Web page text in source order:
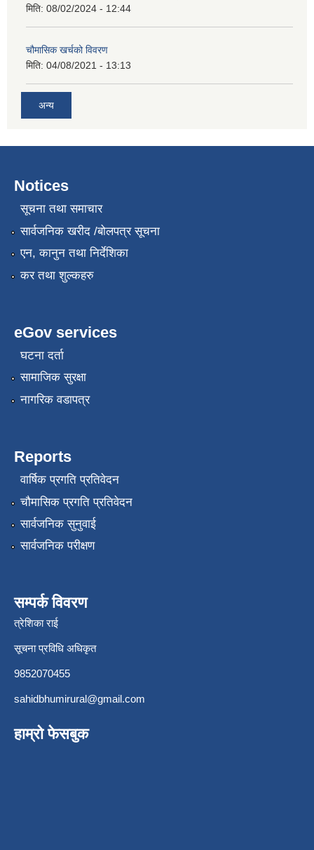
मिति: 08/02/2024 - 12:44
चौमासिक खर्चको विवरण
मिति: 04/08/2021 - 13:13
अन्य
Notices
सूचना तथा समाचार
सार्वजनिक खरीद /बोलपत्र सूचना
एन, कानुन तथा निर्देशिका
कर तथा शुल्कहरु
eGov services
घटना दर्ता
सामाजिक सुरक्षा
नागरिक वडापत्र
Reports
वार्षिक प्रगति प्रतिवेदन
चौमासिक प्रगति प्रतिवेदन
सार्वजनिक सुनुवाई
सार्वजनिक परीक्षण
सम्पर्क विवरण
त्रेशिका राई
सूचना प्रविधि अधिकृत
9852070455
sahidbhumirural@gmail.com
हाम्रो फेसबुक